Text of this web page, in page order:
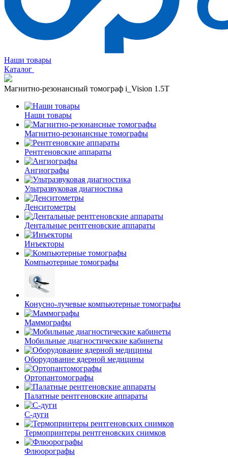
Наши товары
Каталог
Магнитно-резонансный томограф i_Vision 1.5T
Наши товары
Магнитно-резонансные томографы
Рентгеновские аппараты
Ангиографы
Ультразвуковая диагностика
Денситометры
Дентальные рентгеновские аппараты
Инъекторы
Компьютерные томографы
Конусно-лучевые компьютерные томографы
Маммографы
Мобильные диагностические кабинеты
Оборудование ядерной медицины
Ортопантомографы
Палатные рентгеновские аппараты
С-дуги
Термопринтеры рентгеновских снимков
Флюорографы